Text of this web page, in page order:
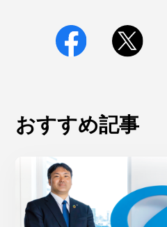
おすすめ記事